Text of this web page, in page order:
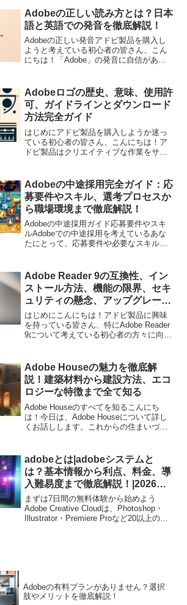
Adobeの正しい読み方とは？日本
語と英語での発音を徹底解説！
Adobeの正しい発音アドビ製品を購入し
ようと考えている初心者の皆さん、こん
にちは！「Adobe」の発音に自信があり
スムーズになるんです。ここでは、英語
圏での「Adobe...
Adobeロゴの歴史、意味、使用許
可、ガイドラインとダウンロード
方法完全ガイド
はじめにアドビ製品を購入しようか迷っ
ている初心者の皆さん、こんにちは！ア
ドビ製品はクリエイティブな作業をサポ
しれません。この記事では、アドビ製品
を使いこなすための基本情...
Adobeの中途採用完全ガイド：応
募要件やスキル、選考プロセスか
ら職場環境まで徹底解説！
Adobeの中途採用ガイド応募要件やスキ
ルAdobeでの中途採用を考えているあな
たにとって、応募要件や必要なスキルは
を理解することで、自分の強みを活かせ
る職種を見つける...
Adobe Reader 9の互換性、イン
ストール方法、機能の限界、セキ
ュリティの懸念、アップグレード
の必要性を徹底解説！
はじめにこんにちは！アドビ製品に興味
を持っている皆さん、特にAdobe Reader
9について考えている初心者の方々に向け
非常に便利なツールですが、古いバ...
Adobe Houseの魅力を徹底解
説！建築材料から建設方法、エコ
ロジーな特徴まで全て知る
Adobe Houseのすべてを知るこんにち
は！今日は、Adobe Houseについて詳し
くお話しします。これからの住まいづく
設方法までを楽しく解説します。さ...
adobeとは|adobeシステムと
は？基本情報から利点、料金、導
入難易度まで徹底解説！|2026年
版
まずは7日間の無料体験から始めよう
Adobe Creative Cloudは、Photoshop・
Illustrator・Premiere Proなど20以上のア
Adobeの有料プランがありません？選択
肢やメリットを徹底解説！